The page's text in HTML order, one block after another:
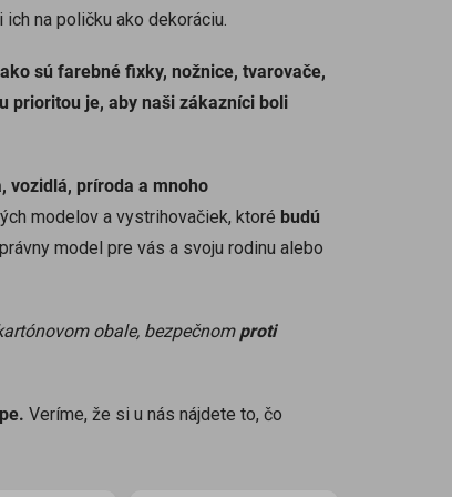
na poličku ako dekoráciu.
sú farebné fixky, nožnice, tvarovače,
prioritou je, aby naši zákazníci boli
vozidlá, príroda a mnoho
modelov a vystrihovačiek, ktoré budú
model pre vás a svoju rodinu alebo
obale, bezpečnom proti
Veríme, že si u nás nájdete to, čo